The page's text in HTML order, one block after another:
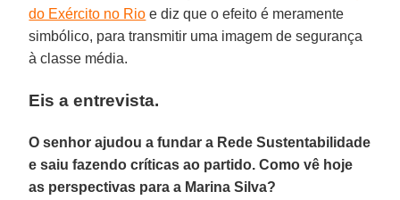
do Exército no Rio e diz que o efeito é meramente
simbólico, para transmitir uma imagem de segurança
à classe média.
Eis a entrevista.
O senhor ajudou a fundar a Rede Sustentabilidade
e saiu fazendo críticas ao partido. Como vê hoje
as perspectivas para a Marina Silva?